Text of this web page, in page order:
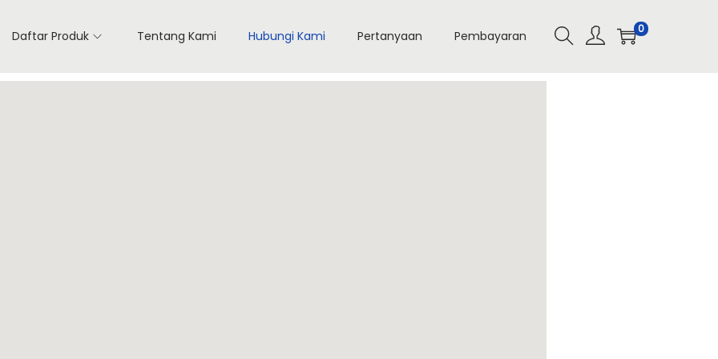
Daftar Produk Tentang Kami Hubungi Kami Pertanyaan Pembayaran 0